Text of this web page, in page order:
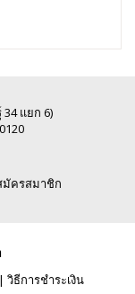
แยก 6)
มัครสมาชิก
| วิธีการชำระเงิน